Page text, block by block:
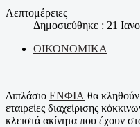
Λεπτομέρειες
Δημοσιεύθηκε : 21
ΟΙΚΟΝΟΜΙΚΑ
Διπλάσιο ΕΝΦΙΑ θα
εταιρείες διαχείρισης
κλειστά ακίνητα που έχουν